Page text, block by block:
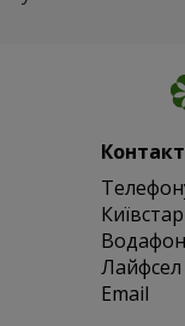
Київстар
Водафон
Лайфсел
Email